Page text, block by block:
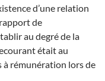
d’une relation
de
au degré de la
était au
à rémunération lors de